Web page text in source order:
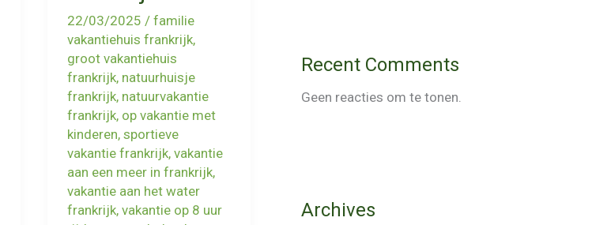
22/03/2025/familie
vakantiehuis frankrijk,
groot vakantiehuis
frankrijk, natuurhuisje
frankrijk, natuurvakantie
frankrijk, op vakantie met
kinderen,sportieve
vakantie frankrijk,vakantie
aan een meer in frankrijk,
vakantie aan het water
frankrijk,vakantie op 8 uur
Recent Comments
Geen reacties om te tonen.
Archives